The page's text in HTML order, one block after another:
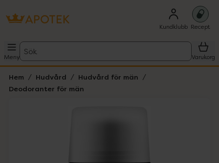
Kundklubb Recept
Meny
Sök
Varukorg
Hem Hudvård
Hudvård för män
Deodoranter för män